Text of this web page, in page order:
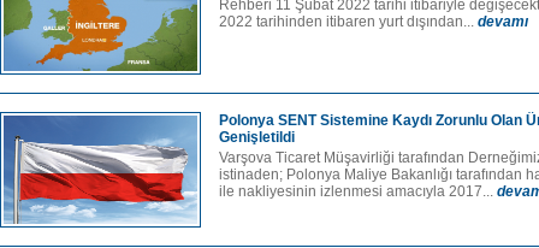
Rehberi 11 Şubat 2022 tarihi itibariyle
2022 tarihinden itibaren yurt dışından... devamı
Polonya SENT Sistemine Kaydı Zorunlu Olan
Genişletildi
Varşova Ticaret Müşavirliği tarafından
istinaden; Polonya Maliye Bakanlığı tarafından
ile nakliyesinin izlenmesi amacıyla 2017...